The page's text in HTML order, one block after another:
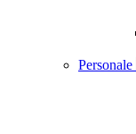
Personale